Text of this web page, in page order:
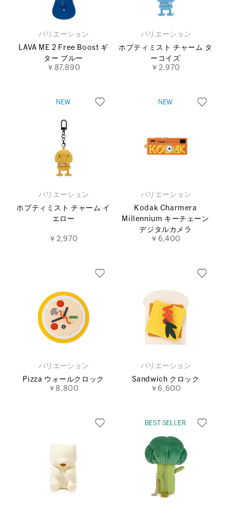
バリエーション
LAVA ME 2 Free Boost ギ
ター ブルー
￥87,890
バリエーション
ホプティミスト チャーム タ
ーコイズ
￥2,970
バリエーション
ホプティミスト チャーム イ
エロー
￥2,970
バリエーション
Kodak Charmera
Millennium キーチェーン
デジタルカメラ
￥6,400
バリエーション
Pizza ウォールクロック
￥8,800
バリエーション
Sandwich クロック
￥6,600